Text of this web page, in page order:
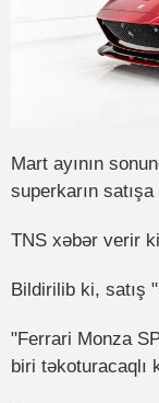
Mart ayının
superkarın satışa
TNS xəbər verir
Bildirilib ki, satış
"Ferrari Monza
biri təkoturacaqlı